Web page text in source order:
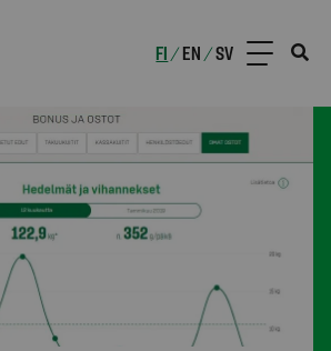
FI /EN /SV